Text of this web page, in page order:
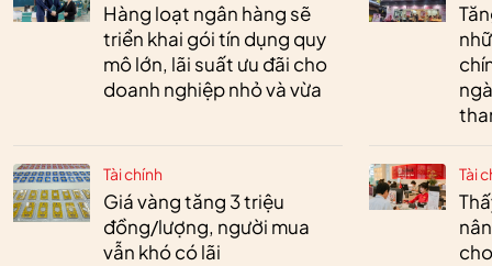
Hàng loạt ngân hàng sẽ
triển khai gói tín dụng quy
mô lớn, lãi suất ưu đãi cho
doanh nghiệp nhỏ và vừa
Tài chính
Giá vàng tăng 3 triệu
đồng/lượng, người mua
vẫn khó có lãi
Tài